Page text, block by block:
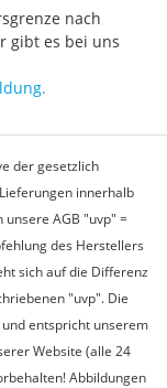
nach
gibt es bei uns
der gesetzlich
innerhalb
AGB "uvp" =
des Herstellers
sich auf die Differenz
"uvp". Die
entspricht unserem
Website (alle 24
Abbildungen